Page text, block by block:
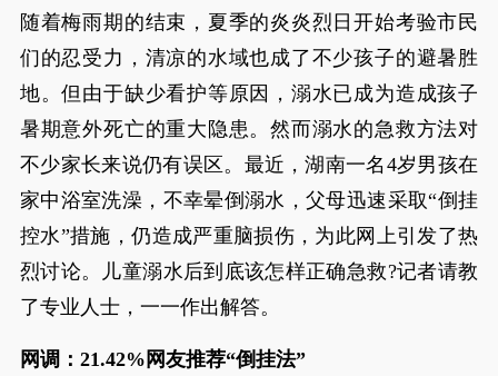
随着梅雨期的结束，夏季的炎炎烈日开始考验市民
们的忍受力，清凉的水域也成了不少孩子的避暑胜
地。但由于缺少看护等原因，溺水已成为造成孩子
暑期意外死亡的重大隐患。然而溺水的急救方法对
不少家长来说仍有误区。最近，湖南一名4岁男孩在
家中浴室洗澡，不幸晕倒溺水，父母迅速采取“倒挂
控水”措施，仍造成严重脑损伤，为此网上引发了热
烈讨论。儿童溺水后到底该怎样正确急救?记者请教
了专业人士，一一作出解答。
网调：21.42%网友推荐“倒挂法”